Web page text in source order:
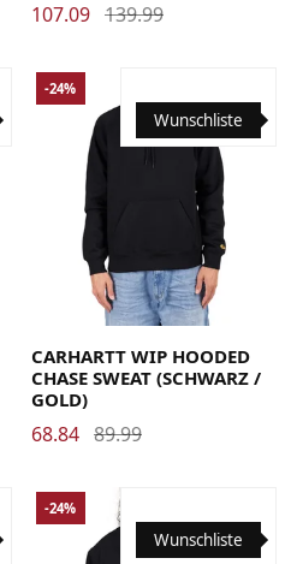
107.09 139.99
MediumSmallX-Large
Wunschliste
-24%
CARHARTT WIP HOODED
CHASE SWEAT (SCHWARZ /
GOLD)
68.84 89.99
Wunschliste
-24%